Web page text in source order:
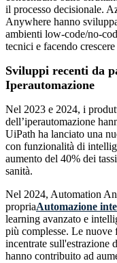
il processo decisionale.
Anywhere hanno
ambienti low-code/no-
tecnici e facendo
Sviluppi recenti da
Iperautomazione
Nel 2023 e 2024, i
dell’iperautomazione
UiPath ha lanciato una
con funzionalità di
aumento del 40% dei
sanità.
Nel 2024, Automation
propriaAutomazione
learning avanzato e
più complesse. Le nuove
incentrate sull'estrazione
hanno contribuito ad